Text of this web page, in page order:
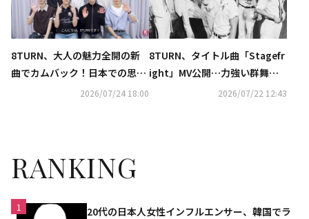
8TURN、大人の魅力全開の新
曲でカムバック！日本での思い
出は「ファンの皆さんに会えた
2026/07/24 18:00
8TURN、タイトル曲「Stagefr
ight」MV公開…力強い群舞＆
新たな物語に注目2026/07/22 12:43
RANKING
1 20代の日本人女性インフルエンサー、韓国でラ